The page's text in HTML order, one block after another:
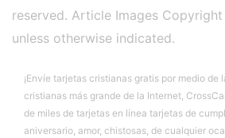
reserved. Article Images
unless otherwise indicated.
¡Envíe tarjetas cristianas gratis por medio de
cristianas más grande de la Internet,
de miles de tarjetas en línea tarjetas de
aniversario, amor, chistosas, de cualquier